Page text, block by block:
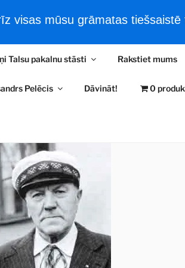
visas mūsu grāmatas
Tiešsaistes e-Grāmatas
Talsu pakalnu stāsti Rakstiet mums
Pelēcis Dāvināt! 0